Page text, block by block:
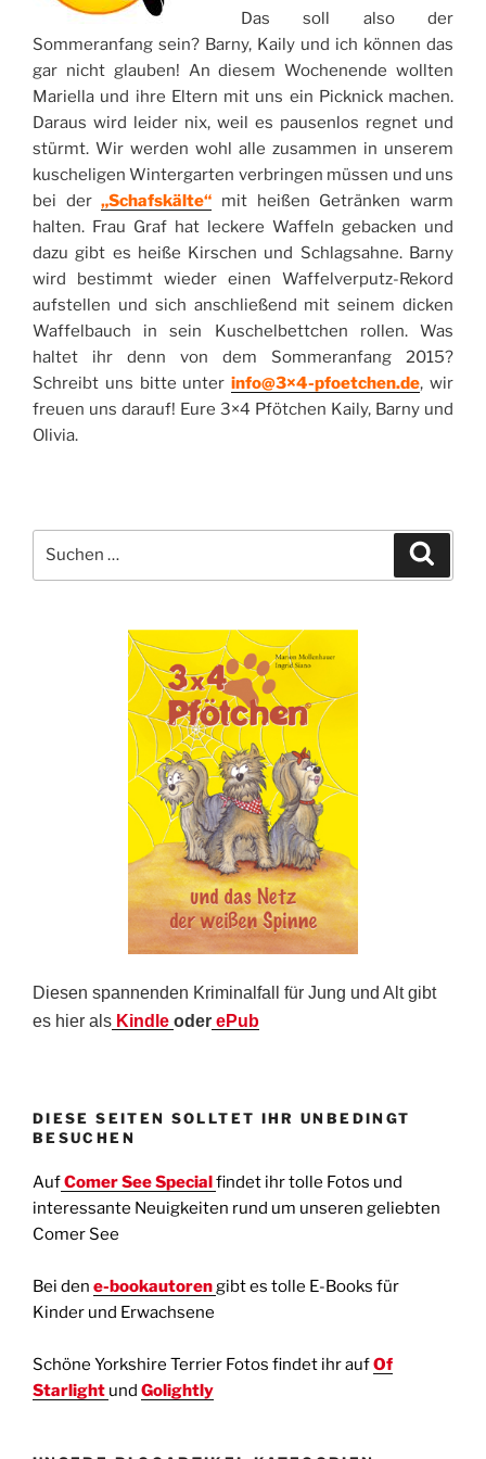
Das soll also der
Sommeranfang sein? Barny, Kaily und ich können das
gar nicht glauben! An diesem Wochenende wollten
Mariella und ihre Eltern mit uns ein Picknick machen.
Daraus wird leider nix, weil es pausenlos regnet und
stürmt. Wir werden wohl alle zusammen in unserem
kuscheligen Wintergarten verbringen müssen und uns
bei der„Schafskälte“ mit heißen Getränken warm
halten. Frau Graf hat leckere Waffeln gebacken und
dazu gibt es heiße Kirschen und Schlagsahne. Barny
wird bestimmt wieder einen Waffelverputz-Rekord
aufstellen und sich anschließend mit seinem dicken
Waffelbauch in sein Kuschelbettchen rollen. Was
haltet ihr denn von dem Sommeranfang 2015?
Schreibt uns bitte unter info@3×4-pfoetchen.de, wir
freuen uns darauf! Eure 3×4 Pfötchen Kaily, Barny und
Olivia.
nach:
Diesen spannenden Kriminalfall für Jung und Alt gibt
es hier als Kindle oder ePub
DIESE SEITEN SOLLTET IHR UNBEDINGT
BESUCHEN
AufComer See Specialfindet ihr tolle Fotos und
interessante Neuigkeiten rund um unseren geliebten
Comer See
Bei den e-bookautorengibt es tolle E-Books für
Kinder und Erwachsene
Schöne Yorkshire Terrier Fotos findet ihr aufOf
Starlight und Golightly